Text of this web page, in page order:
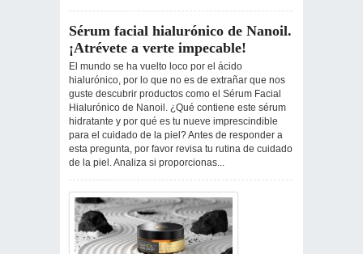
Sérum facial hialurónico de Nanoil.
¡Atrévete a verte impecable!
El mundo se ha vuelto loco por el ácido
hialurónico, por lo que no es de extrañar que nos
guste descubrir productos como el Sérum Facial
Hialurónico de Nanoil. ¿Qué contiene este sérum
hidratante y por qué es tu nueve imprescindible
para el cuidado de la piel? Antes de responder a
esta pregunta, por favor revisa tu rutina de cuidado
de la piel. Analiza si proporcionas...